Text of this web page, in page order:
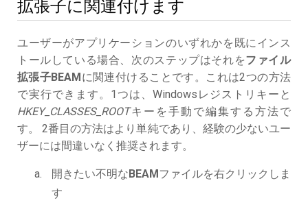
拡張子に関連付けます
ユーザーがアプリケーションのいずれかを既にインス
トールしている場合、次のステップはそれをファイル
拡張子BEAMに関連付けることです。これは2つの方法
で実行できます。1つは、Windowsレジストリキーと
HKEY_CLASSES_ROOTキーを手動で編集する方法で
す。 2番目の方法はより単純であり、経験の少ないユー
ザーには間違いなく推奨されます。
開きたい不明なBEAMファイルを右クリックしま
す